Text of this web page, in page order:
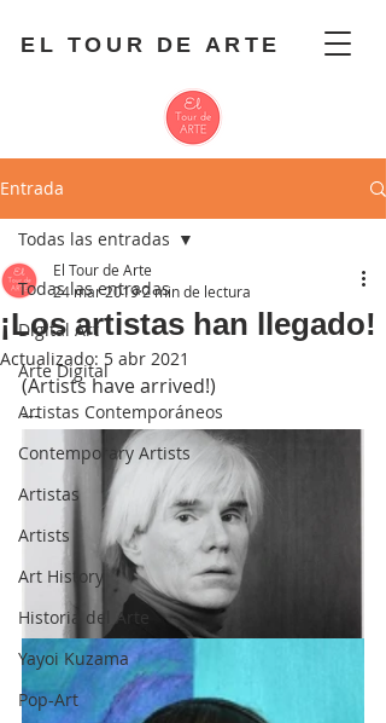
EL TOUR DE ARTE
Entrada
Todas las entradas
Digital Art
Arte Digital
Artistas Contemporáneos
Contemporary Artists
Artistas
Artists
Art History
Historia del Arte
Yayoi Kuzama
Pop-Art
Todas las entradas
¡Los artistas han llegado!
El Tour de Arte
24 mar 20192 min de lectura
Actualizado: 5 abr 2021
(Artists have arrived!)
---